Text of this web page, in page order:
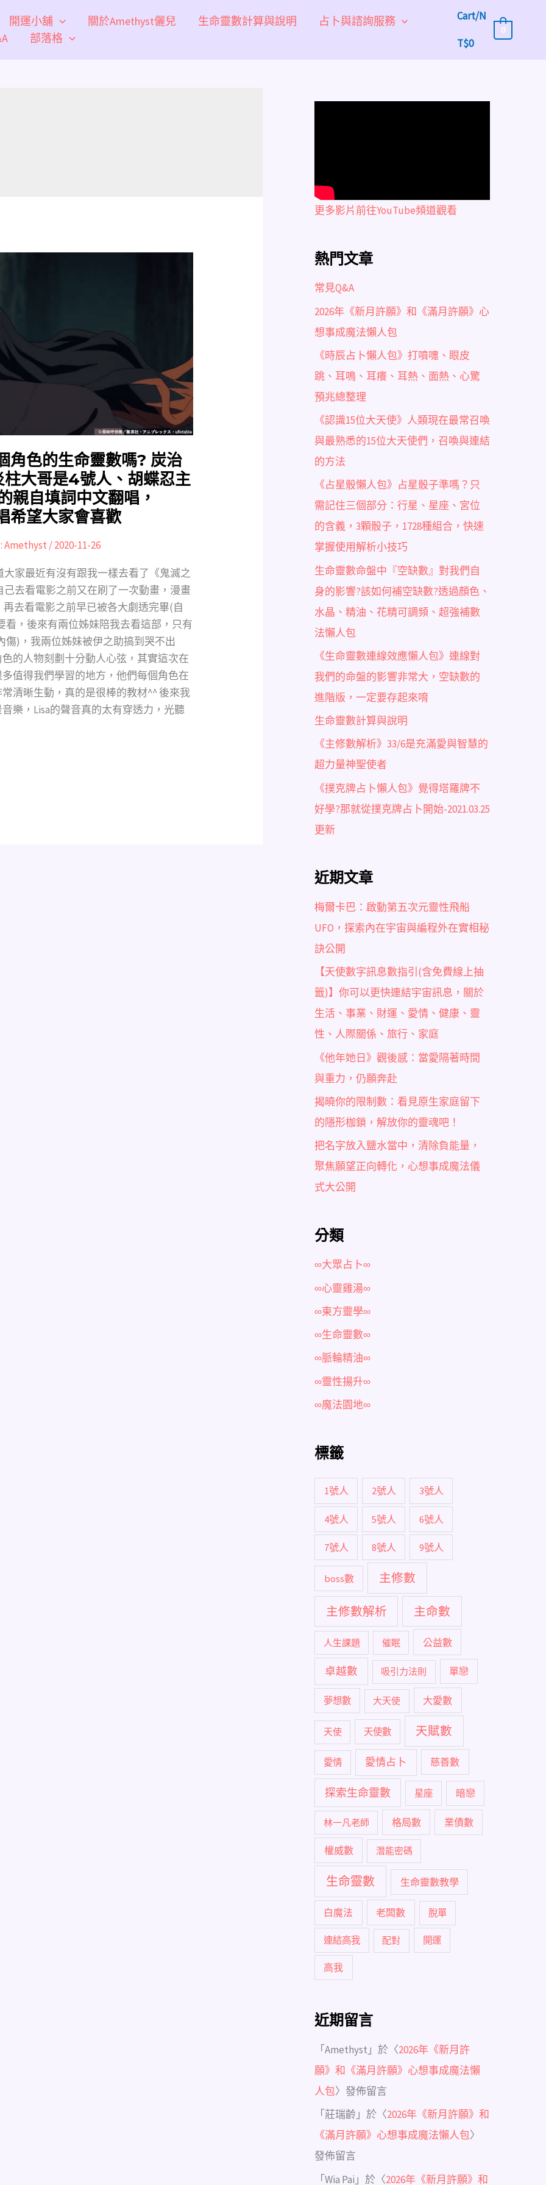
開運小舖 關於Amethyst儷兒 生命靈數計算與說明
占卜與諮詢服務
部落格
Cart/N
T$0
0
角色的生命靈數嗎? 炭治
大哥是4號人、胡蝶忍主
親自填詞中文翻唱，
希望大家會喜歡
Amethyst /2020-11-26
家最近有沒有跟我一樣去看了《鬼滅之
去看電影之前又在刷了一次動畫，漫畫
去看電影之前早已被各大劇透完畢(自
看，後來有兩位姊妹陪我去看這部，只有
傷)，我兩位姊妹被伊之助搞到哭不出
的人物刻劃十分動人心弦，其實這次在
值得我們學習的地方，他們每個角色在
清晰生動，真的是很棒的教材^^ 後來我
樂，Lisa的聲音真的太有穿透力，光聽
更多影片前往YouTube頻道觀看
熱門文章
常見Q&A
2026年《新月許願》和《滿月許願》心
想事成魔法懶人包
《時辰占卜懶人包》打噴嚏、眼皮
跳、耳鳴、耳癢、耳熱、面熱、心驚
預兆總整理
《認識15位大天使》人類現在最常召喚
與最熟悉的15位大天使們，召喚與連結
的方法
《占星骰懶人包》占星骰子準嗎？只
需記住三個部分：行星、星座、宮位
的含義，3顆骰子，1728種組合，快速
掌握使用解析小技巧
生命靈數命盤中『空缺數』對我們自
身的影響?該如何補空缺數?透過顏色、
水晶、精油、花精可調頻、超強補數
法懶人包
《生命靈數連線效應懶人包》連線對
我們的命盤的影響非常大，空缺數的
進階版，一定要存起來唷
生命靈數計算與說明
《主修數解析》33/6是充滿愛與智慧的
超力量神聖使者
《撲克牌占卜懶人包》覺得塔羅牌不
好學?那就從撲克牌占卜開始-2021.03.25
更新
近期文章
梅爾卡巴：啟動第五次元靈性飛船
UFO，探索內在宇宙與編程外在實相秘
訣公開
【天使數字訊息數指引(含免費線上抽
籤)】你可以更快連結宇宙訊息，關於
生活、事業、財運、愛情、健康、靈
性、人際關係、旅行、家庭
《他年她日》觀後感：當愛隔著時間
與重力，仍願奔赴
揭曉你的限制數：看見原生家庭留下
的隱形枷鎖，解放你的靈魂吧！
把名字放入鹽水當中，清除負能量，
聚焦願望正向轉化，心想事成魔法儀
式大公開
分類
∞大眾占卜∞
∞心靈雞湯∞
∞東方靈學∞
∞生命靈數∞
∞脈輪精油∞
∞靈性揚升∞
∞魔法園地∞
標籤
1號人 2號人 3號人
4號人 5號人 6號人
7號人 8號人 9號人
boss數 主修數
主修數解析 主命數
人生課題 催眠 公益數
卓越數 吸引力法則 單戀
夢想數 大天使 大愛數
天使 天使數 天賦數
愛情 愛情占卜 慈善數
探索生命靈數 星座 暗戀
林一凡老師 格局數 業債數
權威數 潛能密碼
生命靈數 生命靈數教學
白魔法 老闆數 脫單
連結高我 配對 開運
高我
近期留言
「Amethyst 」於〈2026年《新月許
願》和《滿月許願》心想事成魔法懶
人包〉發佈留言
「莊瑞齡 」於〈2026年《新月許願》和
《滿月許願》心想事成魔法懶人包〉
發佈留言
「Wia Pai 」於〈2026年《新月許願》和